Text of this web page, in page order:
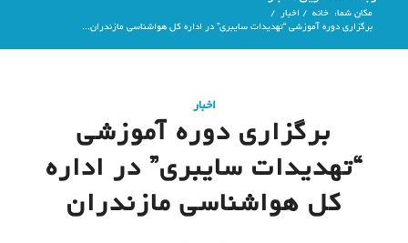
مکان شما: خانه / اخبار
/
برگزاری دوره آموزشی “تهدیدات سایبری” در اداره کل هواشناسی مازندران...
اخبار
برگزاری دوره آموزشی
“تهدیدات سایبری” در اداره
کل هواشناسی مازندران